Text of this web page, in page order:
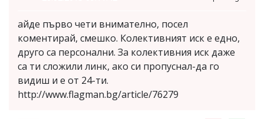
айде първо чети внимателно, посел
коментирай, смешко. Колективният иск е едно,
друго са персонални. За колективния иск даже
са ти сложили линк, ако си пропуснал-да го
видиш и е от 24-ти.
http://www.flagman.bg/article/76279